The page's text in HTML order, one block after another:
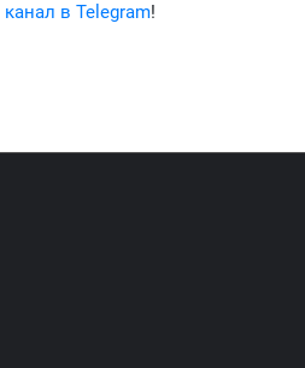
канал в Telegram!